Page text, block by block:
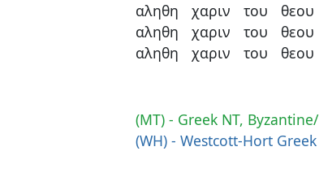
αληθη
αληθη
αληθη
χαριν
χαριν
χαριν
του
του
του
θεου
θεου
θεου
(MT) - Greek NT,
(WH) - Westcott-Hort